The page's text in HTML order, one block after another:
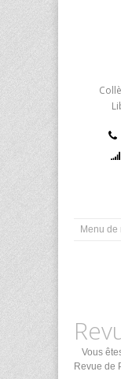
Vous
Revue de